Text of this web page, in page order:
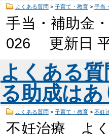
よくある質問 > 子育て・教育> 手当
手当・補助金
026 更新日
よくある
る助成は
よくある質問 > 子育て・教育> 不妊
不妊治療 よ